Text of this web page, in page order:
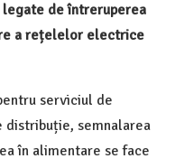
de întreruperea
a rețelelor electrice
serviciul de
semnalarea
în alimentare se face